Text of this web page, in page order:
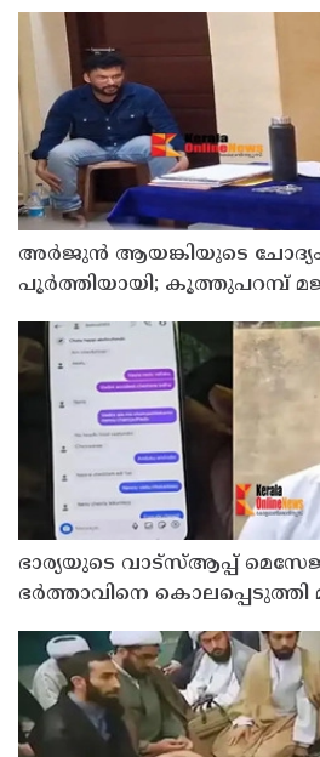
അര്‍ജുന്‍ ആയങ്കിയുടെ
പൂര്‍ത്തിയായി; കൂത്തുപറമ്പ്
ഭാര്യയുടെ വാട്സ്ആപ്പ്
ഭര്‍ത്താവിനെ കൊലപ്പെടുത്തി
പദ്ധതിയിട്ട യുവതിയും